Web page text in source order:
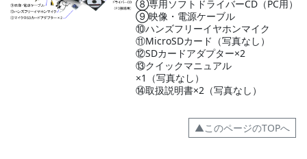
⑧専用ソフトドライバーCD（PC用）
⑨映像・電源ケーブル
⑩ハンズフリーイヤホンマイク
⑪MicroSDカード（写真なし）
⑫SDカードアダプター×2
⑬クイックマニュアル
×1（写真なし）
⑭取扱説明書×2（写真なし）
▲このページのTOPへ